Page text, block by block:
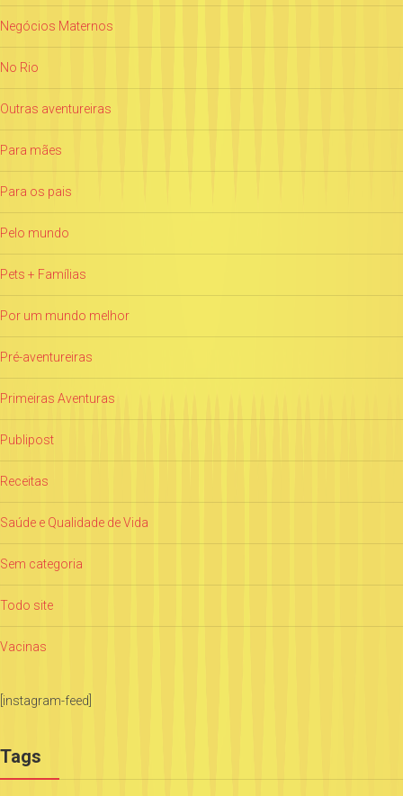
Negócios Maternos
No Rio
Outras aventureiras
Para mães
Para os pais
Pelo mundo
Pets + Famílias
Por um mundo melhor
Pré-aventureiras
Primeiras Aventuras
Publipost
Receitas
Saúde e Qualidade de Vida
Sem categoria
Todo site
Vacinas
[instagram-feed]
Tags